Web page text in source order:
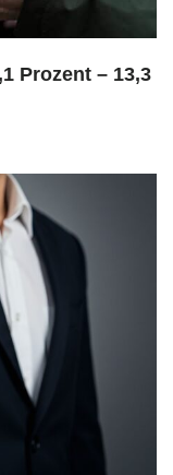
Prozent – 13,3